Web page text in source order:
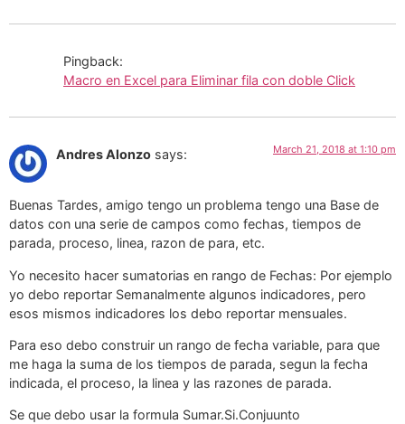
Pingback:
Macro en Excel para Eliminar fila con doble Click
Andres Alonzo says: March 21, 2018 at 1:10 pm
Buenas Tardes, amigo tengo un problema tengo una Base de
datos con una serie de campos como fechas, tiempos de
parada, proceso, linea, razon de para, etc.
Yo necesito hacer sumatorias en rango de Fechas: Por ejemplo
yo debo reportar Semanalmente algunos indicadores, pero
esos mismos indicadores los debo reportar mensuales.
Para eso debo construir un rango de fecha variable, para que
me haga la suma de los tiempos de parada, segun la fecha
indicada, el proceso, la linea y las razones de parada.
Se que debo usar la formula Sumar.Si.Conjuunto